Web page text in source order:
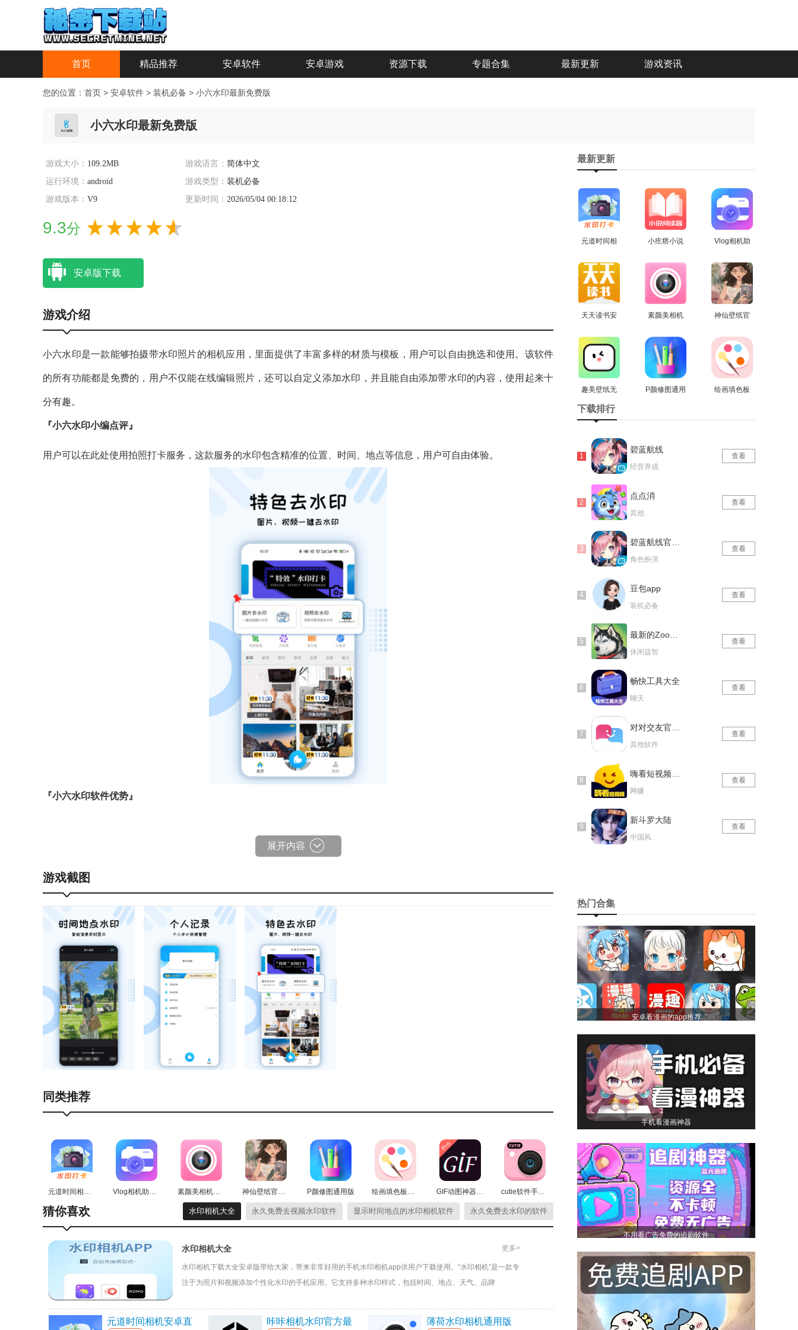
首页 精品推荐 安卓软件 安卓游戏 资源下载 专题合集 最新更新 游戏资讯
您的位置： 首页 > 安卓软件 > 装机必备 > 小六水印最新免费版
小六水印最新免费版
游戏大小： 109.2MB 游戏语言： 简体中文
运行环境： android 游戏类型： 装机必备
游戏版本： V9 更新时间： 2026/05/04 00:18:12
9.3分
安卓版下载
游戏介绍
小六水印是一款能够拍摄带水印照片的相机应用，里面提供了丰富多样的材质与模板，用户可以自由挑选和使用。该软件
的所有功能都是免费的，用户不仅能在线编辑照片，还可以自定义添加水印，并且能自由添加带水印的内容，使用起来十
分有趣。
『小六水印小编点评』
用户可以在此处使用拍照打卡服务，这款服务的水印包含精准的位置、时间、地点等信息，用户可自由体验。
『小六水印软件优势』
2、我们可以在这里对视频和图片进行一键在线去水印操作，整个过程十分简单。
3、这是一款专业度很高的考勤打卡工具，其记录的时间与地点均为真实信息，且无法被篡改。
『小六水印软件亮点』
1、提供时间地点水印、天气水印、经纬水印、打卡水印等多种模板。
2、真实还原多种工作与生活场景，满足不同水印样式的需求。
3、相机配备多种打卡专属水印模板，可精准定位当前位置，让打卡操作变得轻松便捷。
『小六水印软件描述』
展开内容
游戏截图
同类推荐
元道时间相机安卓直装版 Vlog相机助手通用版 素颜美相机官方最新版 神仙壁纸官方版 P颜修图通用版 绘画填色板安卓版 GIF动图神器最新版 cutie软件手机最新版
猜你喜欢 水印相机大全 永久免费去视频水印软件 显示时间地点的水印相机软件 永久免费去水印的软件
水印相机大全 更多>
水印相机下载大全安卓版带给大家，带来非常好用的手机水印相机app供用户下载使用。“水印相机”是一款专
注于为照片和视频添加个性化水印的手机应用。它支持多种水印样式，包括时间、地点、天气、品牌
元道时间相机安卓直
咔咔相机水印官方最
薄荷水印相机通用版
最新更新
元道时间相
版
小疙瘩小说
Vlog相机助
天天读书安
素颜美相机
神仙壁纸官
趣美壁纸无
广告版
查看
P颜修图通用
绘画填色板
下载排行
碧蓝航线
经营养成
查看
点点消
其他
查看
角色扮演
查看
豆包app
装机必备
查看
休闲益智
查看
畅快工具大全
聊天
查看
其他软件
查看
网赚
查看
新斗罗大陆
中国风
查看
热门合集
安卓看漫画的app推荐
手机看漫画神器
不用看广告免费的追剧软件